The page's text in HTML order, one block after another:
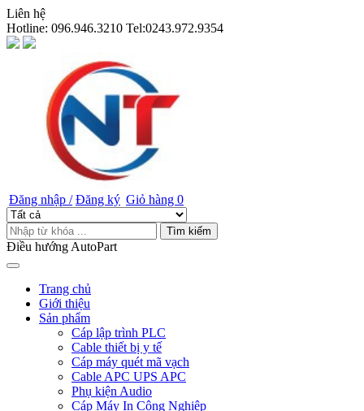
Liên hệ
Hotline: 096.946.3210 Tel:0243.972.9354
Đăng nhập / Đăng ký Giỏ hàng 0
Tìm kiếm
Điều hướng AutoPart
Trang chủ
Giới thiệu
Sản phẩm
Cáp lập trình PLC
Cable thiết bị y tế
Cáp máy quét mã vạch
Cable APC UPS APC
Phụ kiện Audio
Cáp Máy In Công Nghiệp